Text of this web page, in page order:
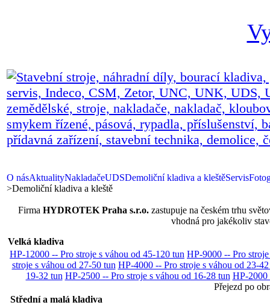
O násAktualityNakladačeUDSDemoliční kladiva a kleštěServis
>Demoliční kladiva a kleště
Firma HYDROTEK Praha s.r.o.zastupuje na českém trhu
vhodná pro jakékoliv
Velká kladiva
HP-12000 -- Pro stroje s váhou od 45-120 tun HP-9000 -- Pro
stroje s váhou od 27-50 tun HP-4000 -- Pro stroje s váhou od 23-
19-32 tun HP-2500 -- Pro stroje s váhou od 16-28 tun HP-2000
Přejezd po
Střední a malá kladiva